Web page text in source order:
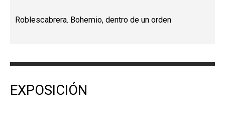
Roblescabrera. Bohemio, dentro de un orden
EXPOSICIÓN